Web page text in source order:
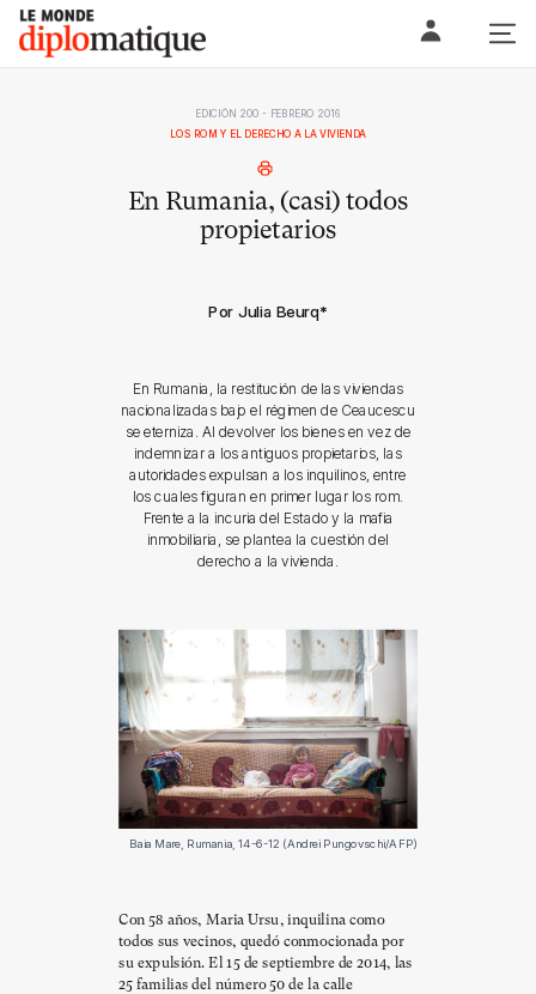
Skip
content
Le monde diplomatique
EDICIÓN 200 - FEBRERO 2016
LOS ROM Y EL DERECHO A LA VIVIENDA
En Rumania, (casi) todos
propietarios
Por Julia Beurq*
En Rumania, la restitución de las viviendas
nacionalizadas bajo el régimen de Ceaucescu
se eterniza. Al devolver los bienes en vez de
indemnizar a los antiguos propietarios, las
autoridades expulsan a los inquilinos, entre
los cuales figuran en primer lugar los rom.
Frente a la incuria del Estado y la mafia
inmobiliaria, se plantea la cuestión del
derecho a la vivienda.
Baia Mare, Rumania, 14-6-12 (Andrei Pungovschi/AFP)
Con 58 años, Maria Ursu, inquilina como
todos sus vecinos, quedó conmocionada por
su expulsión. El 15 de septiembre de 2014, las
25 familias del número 50 de la calle